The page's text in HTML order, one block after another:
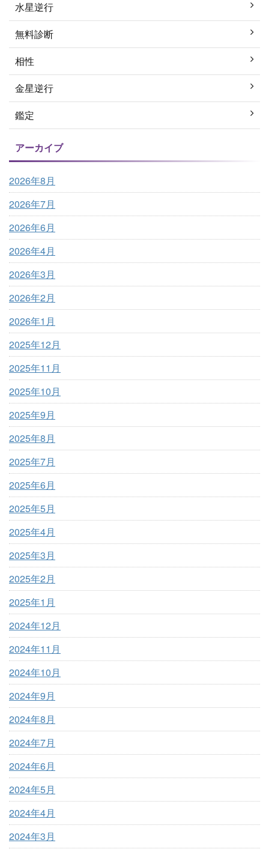
水星逆行
無料診断
相性
金星逆行
鑑定
アーカイブ
2026年8月
2026年7月
2026年6月
2026年4月
2026年3月
2026年2月
2026年1月
2025年12月
2025年11月
2025年10月
2025年9月
2025年8月
2025年7月
2025年6月
2025年5月
2025年4月
2025年3月
2025年2月
2025年1月
2024年12月
2024年11月
2024年10月
2024年9月
2024年8月
2024年7月
2024年6月
2024年5月
2024年4月
2024年3月